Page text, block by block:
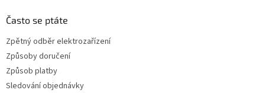
Často se ptáte
Zpětný odběr elektrozařízení
Způsoby doručení
Způsob platby
Sledování objednávky